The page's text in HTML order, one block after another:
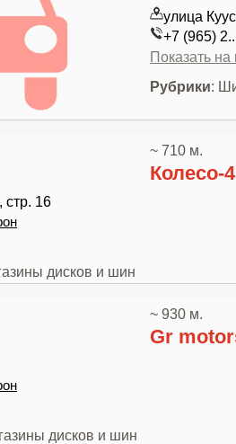
улица
+7 (965)
Показать на
Рубрики:
~ 710 м.
Колесо-
стр. 16
дисков и шин
~ 930 м.
Gr
дисков и шин